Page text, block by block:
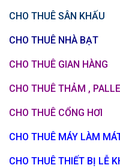
CHO THUÊ SÂN KHẤU
CHO THUÊ NHÀ BẠT
CHO THUÊ GIAN HÀNG
CHO THUÊ THẢM ,
CHO THUÊ CỔNG HƠI
CHO THUÊ MÁY LÀM
CHO THUÊ THIẾT BỊ LỄ